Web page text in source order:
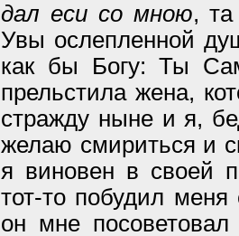
дал еси со мною,
Увы ослепленной
как бы Богу: Ты
прельстила жена,
стражду ныне и я,
желаю смириться и
я виновен в своей
тот-то побудил меня
он мне